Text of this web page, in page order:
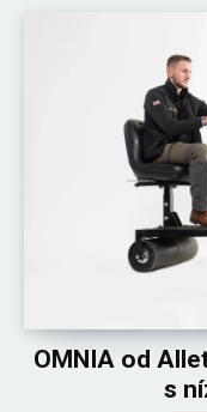
OMNIA od
s